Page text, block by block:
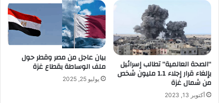
“الصحة العالمية” تطالب إسرائيل
بإلغاء قرار إجلاء 1.1 مليون شخص
من شمال غزة
أكتوبر 13, 2023
بيان عاجل من مصر وقطر حول
ملف الوساطة بقطاع غزة
يوليو 25, 2025